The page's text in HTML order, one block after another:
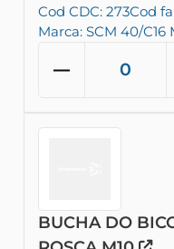
Cod CDC: 273Cod
Marca: SCM 40/C16
BUCHA DO